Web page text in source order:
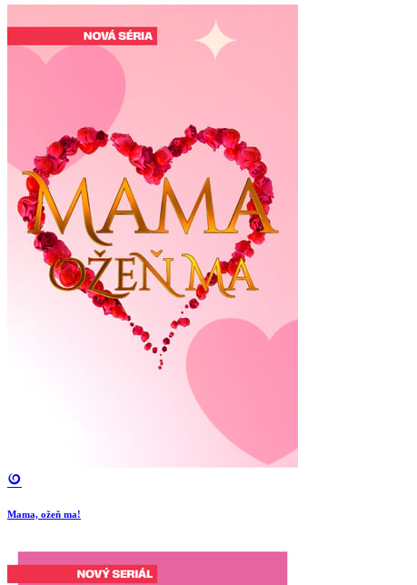
Mama, ožeň ma!